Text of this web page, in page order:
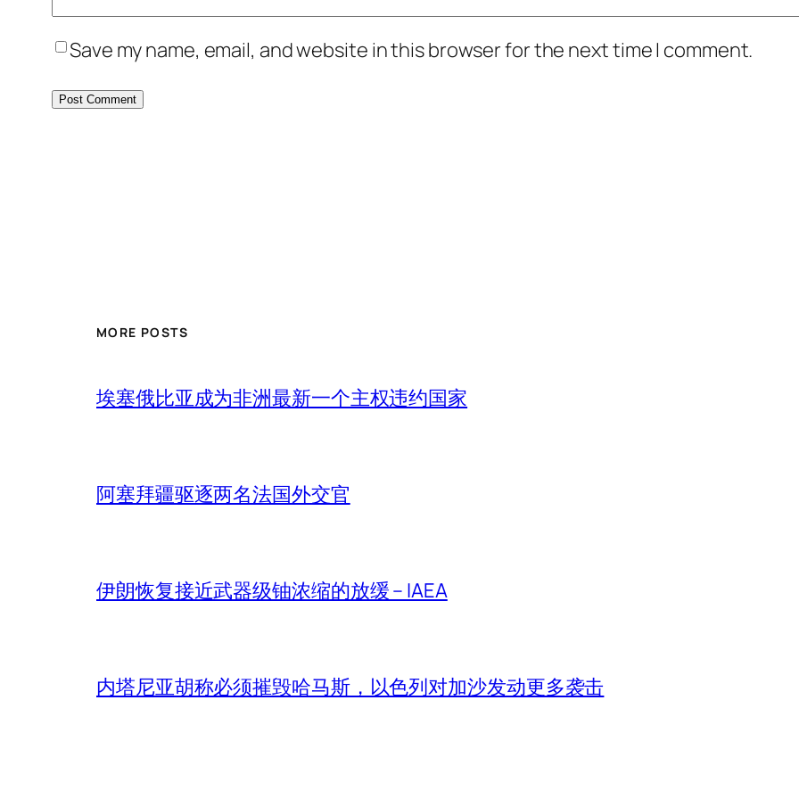
Save my name, email, and website in this browser for the next time I comment.
MORE POSTS
埃塞俄比亚成为非洲最新一个主权违约国家
阿塞拜疆驱逐两名法国外交官
伊朗恢复接近武器级铀浓缩的放缓 – IAEA
内塔尼亚胡称必须摧毁哈马斯，以色列对加沙发动更多袭击